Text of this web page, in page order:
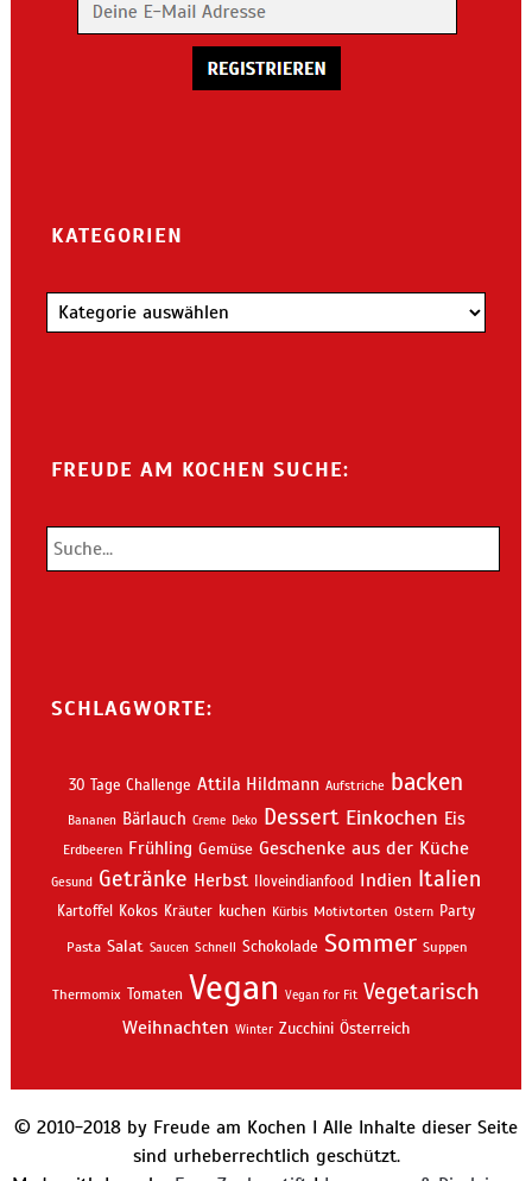
KATEGORIEN
Kategorien
FREUDE AM KOCHEN SUCHE:
SCHLAGWORTE:
30 Tage Challenge Attila Hildmann Aufstriche backen
Bananen Bärlauch Creme Deko Dessert Einkochen Eis
Erdbeeren Frühling Gemüse Geschenke aus der Küche
Gesund Getränke Herbst Iloveindianfood Indien Italien
Kartoffel Kokos Kräuter kuchen Kürbis Motivtorten Ostern Party
Pasta Salat Saucen Schnell Schokolade Sommer Suppen
Thermomix Tomaten Vegan Vegan for Fit Vegetarisch
Weihnachten Winter Zucchini Österreich
© 2010-2018 by Freude am Kochen I Alle Inhalte dieser Seite
sind urheberrechtlich geschützt.